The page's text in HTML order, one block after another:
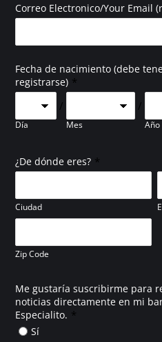
Correo Electronico/Your Email
Fecha de nacimiento (debe
registrarse) *
Día
/
Mes
/
Año
¿De dónde eres? *
Ciudad
Zip Code
Me gustaría suscribirme para
noticias directamente en mi
Especialito. *
Sí